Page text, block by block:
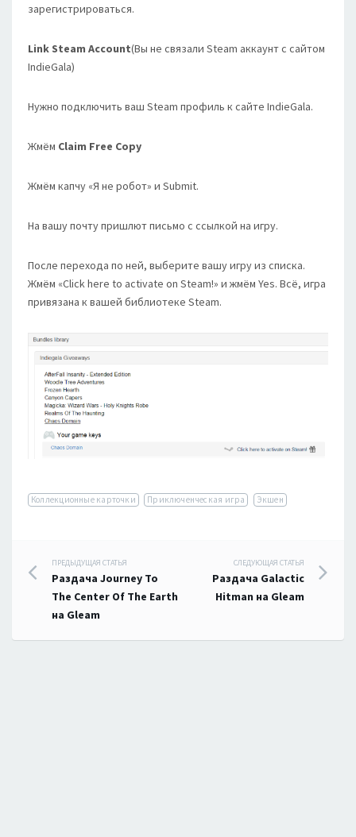
зарегистрироваться.
Link Steam Account(Вы не связали Steam аккаунт с сайтом
IndieGala)
Нужно подключить ваш Steam профиль к сайте IndieGala.
Жмём Claim Free Copy
Жмём капчу «Я не робот» и Submit.
На вашу почту пришлют письмо с ссылкой на игру.
После перехода по ней, выберите вашу игру из списка.
Жмём «Click here to activate on Steam!» и жмём Yes. Всё, игра
привязана к вашей библиотеке Steam.
Коллекционные карточки Приключенческая игра Экшен
Навигация
по
записям
ПРЕДЫДУЩАЯ СТАТЬЯ
Раздача Journey To
The Center Of The Earth
на Gleam
СЛЕДУЮЩАЯ СТАТЬЯ
Раздача Galactic
Hitman на Gleam